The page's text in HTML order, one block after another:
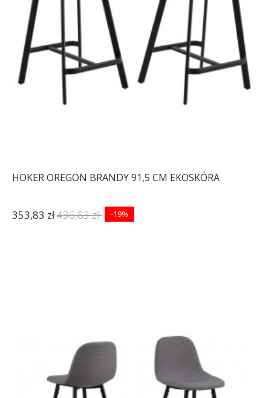
HOKER OREGON BRANDY 91,5 CM EKOSKÓRA
353,83 zł436,83 zł -19%